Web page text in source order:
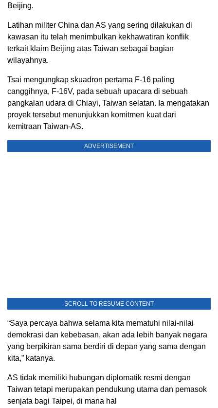
Beijing.
Latihan militer China dan AS yang sering dilakukan di
kawasan itu telah menimbulkan kekhawatiran konflik
terkait klaim Beijing atas Taiwan sebagai bagian
wilayahnya.
Tsai mengungkap skuadron pertama F-16 paling
canggihnya, F-16V, pada sebuah upacara di sebuah
pangkalan udara di Chiayi, Taiwan selatan. Ia mengatakan
proyek tersebut menunjukkan komitmen kuat dari
kemitraan Taiwan-AS.
ADVERTISEMENT
SCROLL TO RESUME CONTENT
“Saya percaya bahwa selama kita mematuhi nilai-nilai
demokrasi dan kebebasan, akan ada lebih banyak negara
yang berpikiran sama berdiri di depan yang sama dengan
kita,” katanya.
AS tidak memiliki hubungan diplomatik resmi dengan
Taiwan tetapi merupakan pendukung utama dan pemasok
senjata bagi Taipei, di mana hal